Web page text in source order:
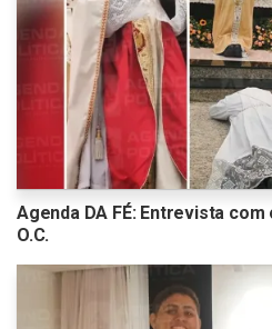
Agenda DA FÉ: Entrevista
O.C.